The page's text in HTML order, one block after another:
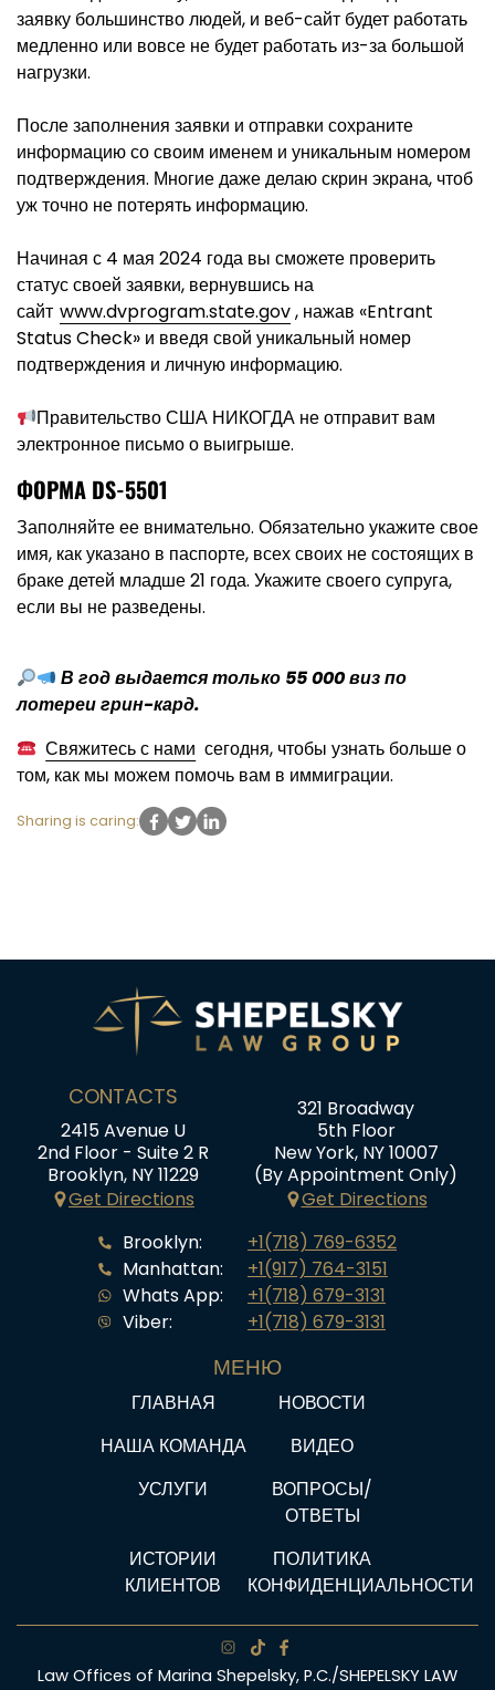
заявку большинство людей, и веб-сайт будет работать
медленно или вовсе не будет работать из-за большой
нагрузки.
После заполнения заявки и отправки сохраните
информацию со своим именем и уникальным номером
подтверждения. Многие даже делаю скрин экрана, чтоб
уж точно не потерять информацию.
Начиная с 4 мая 2024 года вы сможете проверить
статус своей заявки, вернувшись на
сайт www.dvprogram.state.gov, нажав «Entrant
Status Check» и введя свой уникальный номер
подтверждения и личную информацию.
Правительство США НИКОГДА не отправит вам
электронное письмо о выигрыше.
ФОРМА DS-5501
Заполняйте ее внимательно. Обязательно укажите свое
имя, как указано в паспорте, всех своих не состоящих в
браке детей младше 21 года. Укажите своего супруга,
если вы не разведены.
В год выдается только 55 000 виз по
лотереи грин-кард.
Свяжитесь с нами сегодня, чтобы узнать больше о
том, как мы можем помочь вам в иммиграции.
Sharing is caring:
CONTACTS
2415 Avenue U
2nd Floor - Suite 2 R
Brooklyn, NY 11229
Get Directions
321 Broadway
5th Floor
New York, NY 10007
(By Appointment Only)
Get Directions
Brooklyn:
Manhattan:
Whats App:
Viber:
+1(718) 769-6352
+1(917) 764-3151
+1(718) 679-3131
+1(718) 679-3131
МЕНЮ
ГЛАВНАЯ
НОВОСТИ
НАША КОМАНДА
ВИДЕО
УСЛУГИ
ВОПРОСЫ/
ОТВЕТЫ
ИСТОРИИ
КЛИЕНТОВ
ПОЛИТИКА
КОНФИДЕНЦИАЛЬНОСТИ
Law Offices of Marina Shepelsky, P.C./SHEPELSKY LAW